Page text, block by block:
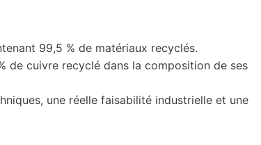
99,5 % de matériaux recyclés.
de cuivre recyclé dans la composition de ses
une réelle faisabilité industrielle et une